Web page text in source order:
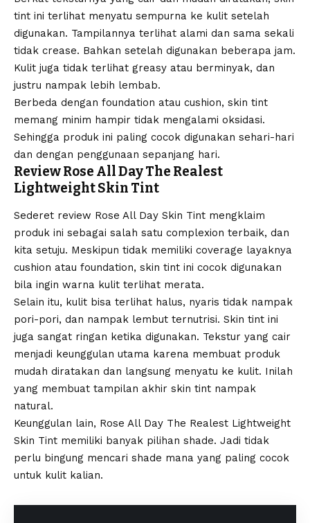
tint ini terlihat menyatu sempurna ke kulit setelah
digunakan. Tampilannya terlihat alami dan sama sekali
tidak crease. Bahkan setelah digunakan beberapa jam.
Kulit juga tidak terlihat greasy atau berminyak, dan
justru nampak lebih lembab.
Berbeda dengan foundation atau cushion, skin tint
memang minim hampir tidak mengalami oksidasi.
Sehingga produk ini paling cocok digunakan sehari-hari
dan dengan penggunaan sepanjang hari.
Review Rose All Day The Realest
Lightweight Skin Tint
Sederet review Rose All Day Skin Tint mengklaim
produk ini sebagai salah satu complexion terbaik, dan
kita setuju. Meskipun tidak memiliki coverage layaknya
cushion atau foundation, skin tint ini cocok digunakan
bila ingin warna kulit terlihat merata.
Selain itu, kulit bisa terlihat halus, nyaris tidak nampak
pori-pori, dan nampak lembut ternutrisi. Skin tint ini
juga sangat ringan ketika digunakan. Tekstur yang cair
menjadi keunggulan utama karena membuat produk
mudah diratakan dan langsung menyatu ke kulit. Inilah
yang membuat tampilan akhir skin tint nampak
natural.
Keunggulan lain, Rose All Day The Realest Lightweight
Skin Tint memiliki banyak pilihan shade. Jadi tidak
perlu bingung mencari shade mana yang paling cocok
untuk kulit kalian.